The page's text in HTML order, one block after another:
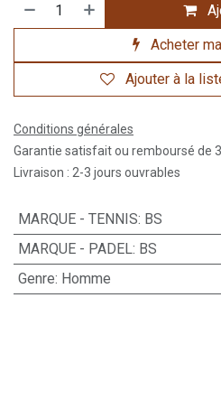
Acheter
Ajouter à la
Conditions générales
Garantie satisfait ou remboursé de
Livraison : 2-3 jours ouvrables
MARQUE - TENNIS: BS
MARQUE - PADEL: BS
Genre: Homme